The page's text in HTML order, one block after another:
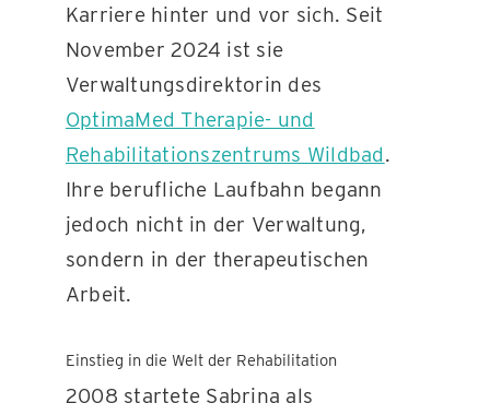
Karriere hinter und vor sich. Seit
November 2024 ist sie
Verwaltungsdirektorin des
OptimaMed Therapie- und
Rehabilitationszentrums Wildbad.
Ihre berufliche Laufbahn begann
jedoch nicht in der Verwaltung,
sondern in der therapeutischen
Arbeit.
Einstieg in die Welt der Rehabilitation
2008 startete Sabrina als